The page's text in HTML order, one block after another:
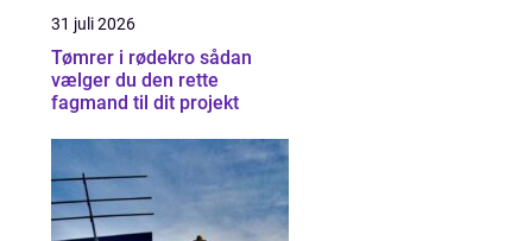
31 juli 2026
Tømrer i rødekro sådan
vælger du den rette
fagmand til dit projekt